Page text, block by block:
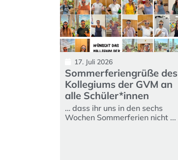
17. Juli 2026
Sommerferiengrüße des
Kollegiums der GVM an
alle Schüler*innen
… dass ihr uns in den sechs
Wochen Sommerferien nicht ...